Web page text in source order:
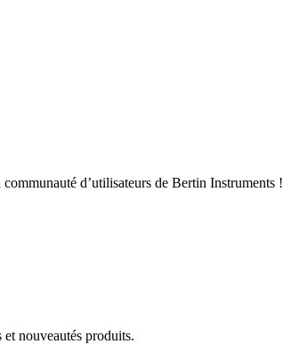
d’utilisateurs de Bertin Instruments !
nouveautés produits.